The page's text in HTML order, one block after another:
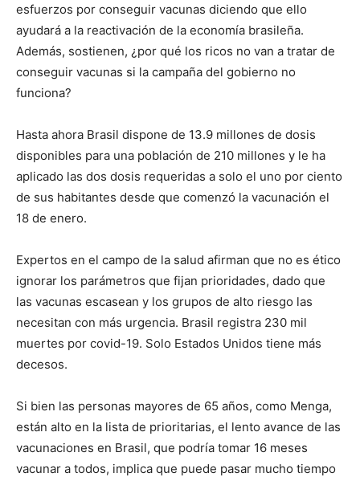
esfuerzos por conseguir vacunas diciendo que ello
ayudará a la reactivación de la economía brasileña.
Además, sostienen, ¿por qué los ricos no van a tratar de
conseguir vacunas si la campaña del gobierno no
funciona?
Hasta ahora Brasil dispone de 13.9 millones de dosis
disponibles para una población de 210 millones y le ha
aplicado las dos dosis requeridas a solo el uno por ciento
de sus habitantes desde que comenzó la vacunación el
18 de enero.
Expertos en el campo de la salud afirman que no es ético
ignorar los parámetros que fijan prioridades, dado que
las vacunas escasean y los grupos de alto riesgo las
necesitan con más urgencia. Brasil registra 230 mil
muertes por covid-19. Solo Estados Unidos tiene más
decesos.
Si bien las personas mayores de 65 años, como Menga,
están alto en la lista de prioritarias, el lento avance de las
vacunaciones en Brasil, que podría tomar 16 meses
vacunar a todos, implica que puede pasar mucho tiempo